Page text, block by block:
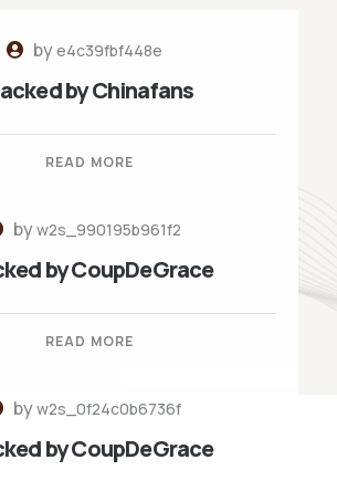
bye4c39fbf448e
by Chinafans
READ MORE
byw2s_990195b961f2
by CoupDeGrace
READ MORE
byw2s_0f24c0b6736f
by CoupDeGrace